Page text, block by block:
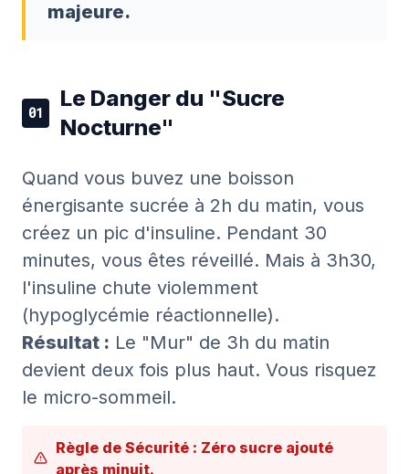
majeure.
01
Le Danger du "Sucre
Nocturne"
Quand vous buvez une boisson
énergisante sucrée à 2h du matin, vous
créez un pic d'insuline. Pendant 30
minutes, vous êtes réveillé. Mais à 3h30,
l'insuline chute violemment
(hypoglycémie réactionnelle).
Résultat : Le "Mur" de 3h du matin
devient deux fois plus haut. Vous risquez
le micro-sommeil.
Règle de Sécurité : Zéro sucre ajouté
après minuit.